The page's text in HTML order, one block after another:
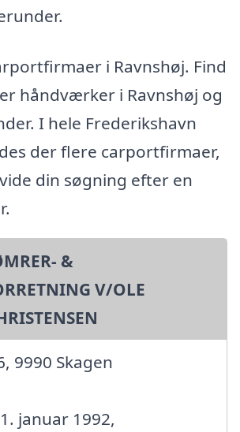
i Ravnshøj. Find
håndværker i Ravnshøj og
I hele Frederikshavn
der flere carportfirmaer,
din søgning efter en
&
V/OLE
9990 Skagen
januar 1992,